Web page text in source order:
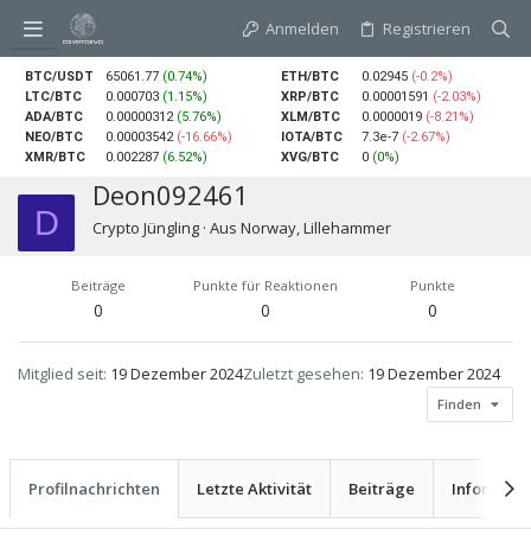
Anmelden Registrieren
BTC/USDT 65061.77 (0.74%) ETH/BTC 0.02945 (-0.2%)
LTC/BTC
0.000703 (1.15%) XRP/BTC 0.00001591 (-2.03%)
ADA/BTC
0.00000312 (5.76%) XLM/BTC 0.0000019 (-8.21%)
NEO/BTC
0.00003542 (-16.66%) IOTA/BTC 7.3e-7 (-2.67%)
XMR/BTC
0.002287 (6.52%) XVG/BTC 0 (0%)
D
Deon092461
Crypto Jüngling · Aus Norway, Lillehammer
Beiträge
0
Punkte für Reaktionen
0
Punkte
0
Mitglied seit 19 Dezember 2024Zuletzt gesehen 19 Dezember 2024
Finden
Profilnachrichten Letzte Aktivität Beiträge